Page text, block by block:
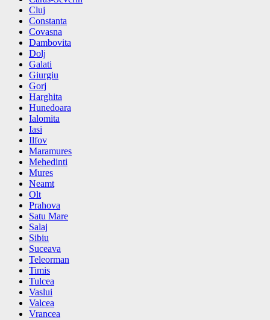
Cluj
Constanta
Covasna
Dambovita
Dolj
Galati
Giurgiu
Gorj
Harghita
Hunedoara
Ialomita
Iasi
Ilfov
Maramures
Mehedinti
Mures
Neamt
Olt
Prahova
Satu Mare
Salaj
Sibiu
Suceava
Teleorman
Timis
Tulcea
Vaslui
Valcea
Vrancea